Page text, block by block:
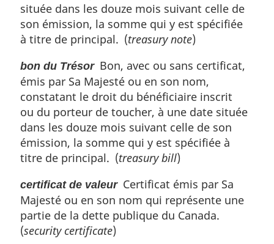
située dans les douze mois suivant celle de
son émission, la somme qui y est spécifiée
à titre de principal. (treasury note)
bon du TrésorBon, avec ou sans certificat,
émis par Sa Majesté ou en son nom,
constatant le droit du bénéficiaire inscrit
ou du porteur de toucher, à une date située
dans les douze mois suivant celle de son
émission, la somme qui y est spécifiée à
titre de principal. (treasury bill)
certificat de valeurCertificat émis par Sa
Majesté ou en son nom qui représente une
partie de la dette publique du Canada.
(security certificate)